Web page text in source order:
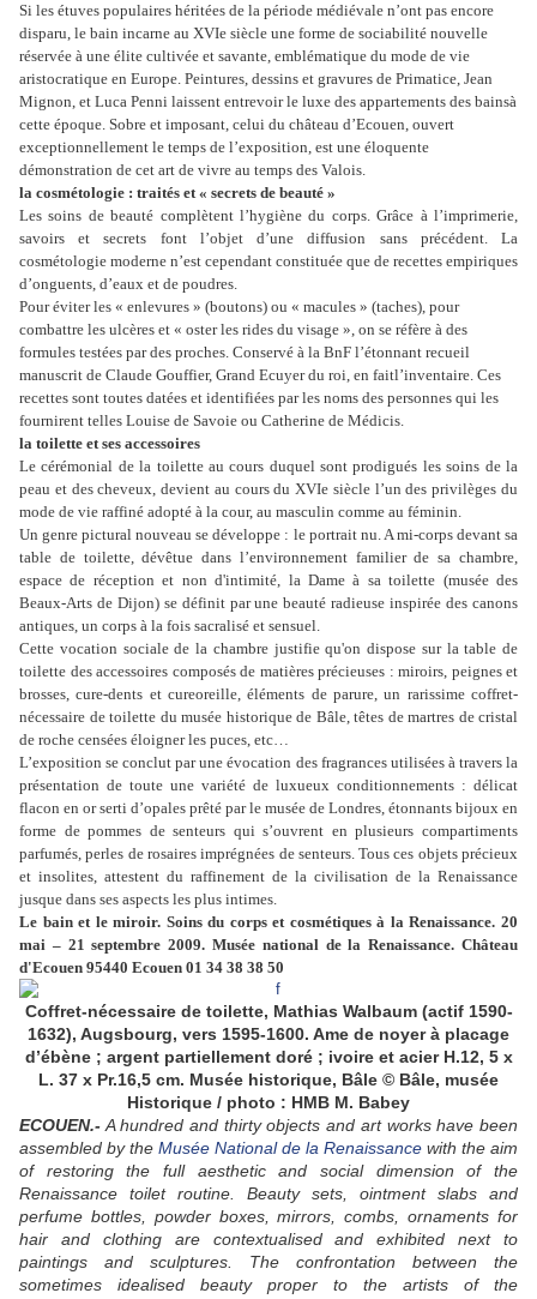
Si les étuves populaires héritées de la période médiévale n’ont pas encore
disparu, le bain incarne au XVIe siècle une forme de sociabilité nouvelle
réservée à une élite cultivée et savante, emblématique du mode de vie
aristocratique en Europe. Peintures, dessins et gravures de Primatice, Jean
Mignon, et Luca Penni laissent entrevoir le luxe des appartements des bainsà
cette époque. Sobre et imposant, celui du château d’Ecouen, ouvert
exceptionnellement le temps de l’exposition, est une éloquente
démonstration de cet art de vivre au temps des Valois.
la cosmétologie : traités et « secrets de beauté »
Les soins de beauté complètent l’hygiène du corps. Grâce à l’imprimerie,
savoirs et secrets font l’objet d’une diffusion sans précédent. La
cosmétologie moderne n’est cependant constituée que de recettes empiriques
d’onguents, d’eaux et de poudres.
Pour éviter les « enlevures » (boutons) ou « macules » (taches), pour
combattre les ulcères et « oster les rides du visage », on se réfère à des
formules testées par des proches. Conservé à la BnF l’étonnant recueil
manuscrit de Claude Gouffier, Grand Ecuyer du roi, en faitl’inventaire. Ces
recettes sont toutes datées et identifiées par les noms des personnes qui les
fournirent telles Louise de Savoie ou Catherine de Médicis.
la toilette et ses accessoires
Le cérémonial de la toilette au cours duquel sont prodigués les soins de la
peau et descheveux, devient au cours du XVIe siècle l’un des privilèges du
mode de vie raffiné adopté à la cour, au masculin comme au féminin.
Un genre pictural nouveau se développe : le portrait nu. A mi-corps devant sa
table de toilette, dévêtue dans l’environnement familier de sa chambre,
espace de réception et nond'intimité, la Dame à sa toilette (musée des
Beaux-Arts de Dijon) se définit par une beautéradieuse inspirée des canons
antiques, un corps à la fois sacralisé et sensuel.
Cette vocation sociale de la chambre justifie qu'on dispose sur la table de
toilette des accessoires composés de matières précieuses : miroirs, peignes et
brosses, cure-dents et cureoreille,éléments de parure, un rarissime coffret-
nécessaire de toilette du musée historique de Bâle, têtes de martres de cristal
de roche censées éloigner les puces, etc…
L’exposition se conclut par une évocation des fragrances utilisées à travers la
présentation de toute une variété de luxueux conditionnements : délicat
flacon en or serti d’opales prêté parle musée de Londres, étonnants bijoux en
forme de pommes de senteurs qui s’ouvrent en plusieurscompartiments
parfumés, perles de rosaires imprégnées de senteurs. Tous ces objets précieux
et insolites, attestent du raffinement de la civilisation de la Renaissance
jusque dans ses aspects les plus intimes.
Le bain et le miroir. Soins du corps et cosmétiquesà la Renaissance.20
mai – 21 septembre 2009. Musée national de la Renaissance.Château
d'Ecouen 95440 Ecouen 01 34 38 38 50
Coffret-nécessaire de toilette, Mathias Walbaum (actif 1590-
1632), Augsbourg, vers 1595-1600. Ame de noyer à placage
d’ébène ; argent partiellement doré ; ivoire et acier H.12, 5 x
L. 37 x Pr.16,5 cm. Musée historique, Bâle © Bâle, musée
Historique / photo : HMB M. Babey
ECOUEN.- A hundred and thirty objects and art works have been
assembled by the Musée National de la Renaissance with the aim
of restoring the full aesthetic and social dimension of the
Renaissance toilet routine. Beauty sets, ointment slabs and
perfume bottles, powder boxes, mirrors, combs, ornaments for
hair and clothing are contextualised and exhibited next to
paintings and sculptures. The confrontation between the
sometimes idealised beauty proper to the artists of the